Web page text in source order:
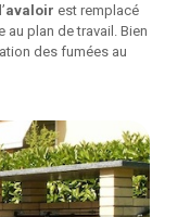
avaloir est remplacé
plan de travail. Bien
des fumées au